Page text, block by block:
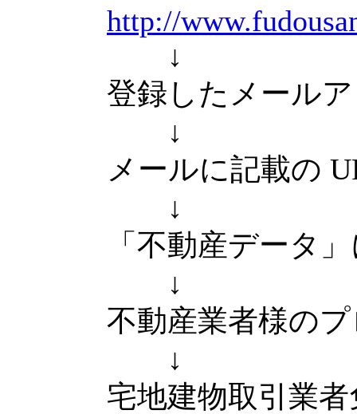
http://
↓
登録したメール
↓
メールに記載の
↓
「不動産データ
↓
不動産業者様の
↓
宅地建物取引業